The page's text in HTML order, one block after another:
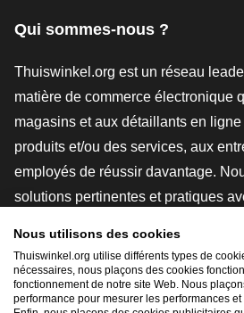
Qui sommes-nous ?
Thuiswinkel.org est un réseau
matière de commerce électronique
magasins et aux détaillants en
produits et/ou des services, aux
employés de réussir davantage.
solutions pertinentes et pratiques
études de marché, et nous
plateforme d'enseignement, la
Nous utilisons des cookies
Thuiswinkel.org utilise différents types de
nécessaires, nous plaçons des cookies
fonctionnement de notre site Web. Nous
performance pour mesurer les performances